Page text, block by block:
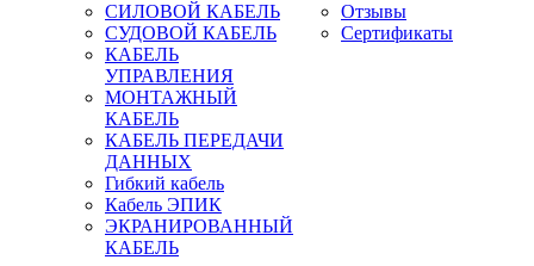
СИЛОВОЙ КАБЕЛЬ
СУДОВОЙ КАБЕЛЬ
КАБЕЛЬ
УПРАВЛЕНИЯ
МОНТАЖНЫЙ
КАБЕЛЬ
КАБЕЛЬ ПЕРЕДАЧИ
ДАННЫХ
Гибкий кабель
Кабель ЭПИК
ЭКРАНИРОВАННЫЙ
КАБЕЛЬ
Отзывы
Сертификаты